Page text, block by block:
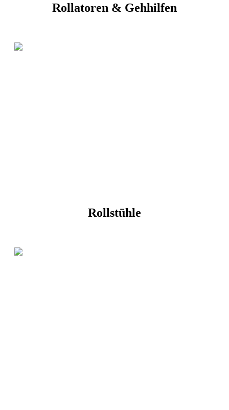
Rollatoren & Gehhilfen
Rollstühle